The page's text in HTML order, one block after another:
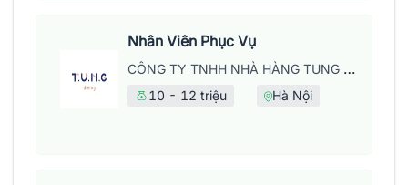
Nhân Viên Phục Vụ
CÔNG TY TNHH NHÀ HÀNG TUNG DINING
10 - 12 triệu Hà Nội